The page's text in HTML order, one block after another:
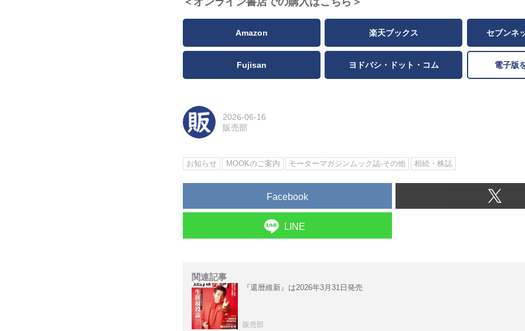
Amazon 楽天ブックス セブンネ
Fujisan ヨドバシ・ドット・コム 電子版
2026-06-16
販売部
お知らせ MOOKのご案内 モーターマガジンムック誌-その他 相続・株誌
Facebook
LINE
関連記事
『還暦維新』は2026年3月31日発売
販売部